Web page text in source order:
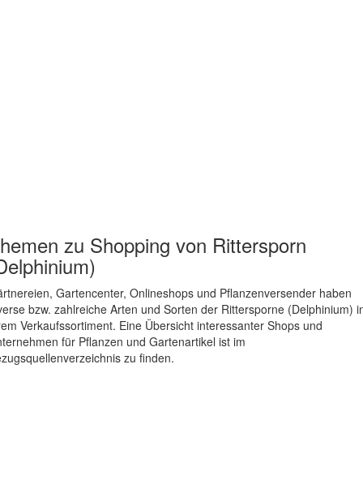
zu Shopping von Rittersporn
Gartencenter, Onlineshops und Pflanzenversender haben
bzw. zahlreiche Arten und Sorten der Rittersporne (Delphinium)
Verkaufssortiment. Eine Übersicht interessanter Shops und
für Pflanzen und Gartenartikel ist im
zu finden.